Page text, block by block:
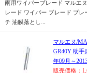
雨用ワイパーブレード マルエ
レード ワイパー ブレード ブレ
チ 油膜落とし...
マルエヌ/
GR40Y 助手
年09月～
販売価格：